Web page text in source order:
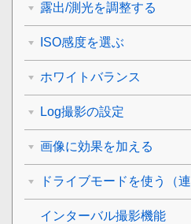
露出/測光を調整する
ISO感度を選ぶ
ホワイトバランス
Log撮影の設定
画像に効果を加える
ドライブモードを使う（
インターバル撮影機能